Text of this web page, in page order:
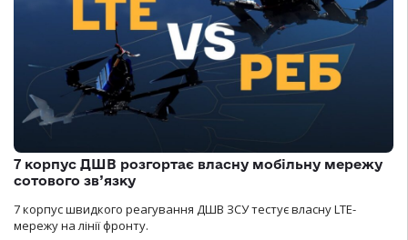
7 корпус ДШВ розгортає власну мобільну мережу
сотового зв’язку
7 корпус швидкого реагування ДШВ ЗСУ тестує власну LTE-
мережу на лінії фронту.